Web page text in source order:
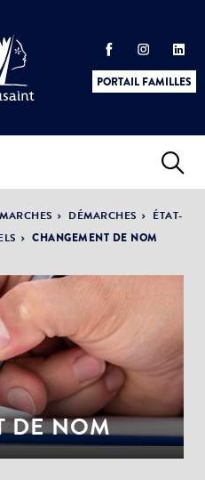
PORTAIL FAMILLES
ACTUALITÉS &
ÉVÈNEMENTS
DÉMOCRATIE
PARTICIPATIVE
DÉMARCHES
ÉTAT-
CHANGEMENT DE NOM
DE NOM